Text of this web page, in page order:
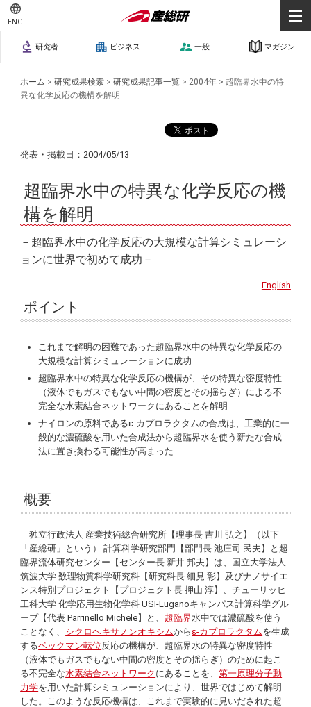
ENG
研究者 ビジネス 一般 マガジン
ホーム >研究成果検索 >研究成果記事一覧 > 2004年 > 超臨界水中の特
異な化学反応の機構を解明
発表・掲載日：2004/05/13
超臨界水中の特異な化学反応の機
構を解明
－超臨界水中の化学反応の大規模な計算シミュレーシ
ョンに世界で初めて成功－
English
ポイント
これまで解明の困難であった超臨界水中の特異な化学反応の
大規模な計算シミュレーションに成功
超臨界水中の特異な化学反応の機構が、その特異な密度特性
（液体でもガスでもない中間の密度とその揺らぎ）による不
完全な水素結合ネットワークにあることを解明
ナイロンの原料であるε-カプロラクタムの合成は、工業的に一
般的な濃硫酸を用いた合成法から超臨界水を使う新たな合成
法に置き換わる可能性が高まった
概要
独立行政法人 産業技術総合研究所【理事長 吉川 弘之】（以下
「産総研」という） 計算科学研究部門【部門長 池庄司 民夫】と超
臨界流体研究センター【センター長 新井 邦夫】は、国立大学法人
筑波大学 数理物質科学研究科【研究科長 細見 彰】及びナノサイエ
ンス特別プロジェクト【プロジェクト長 押山 淳】、チューリッヒ
工科大学 化学応用生物化学科USI-Luganoキャンパス計算科学グル
ープ【代表Parrinello Michele】と、 超臨界水中では濃硫酸を使う
ことなく、 シクロヘキサノンオキシムから ε-カプロラクタムを生成
するベックマン転位 反応の機構が、超臨界水の特異な密度特性
（液体でもガスでもない中間の密度とその揺らぎ）のために起こ
る不完全な水素結合ネットワーク にあることを、第一原理分子動
力学を用いた計算シミュレーションにより、世界ではじめて解明
した。このような反応機構は、これまで実験的に見いだされた超